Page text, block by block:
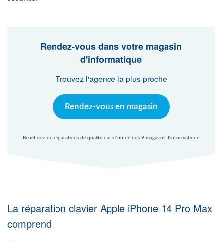
Nl
Rendez-vous dans votre magasin
d'informatique
Trouvez l'agence la plus proche
Rendez-vous en magasin
Bénéficiez de réparations de qualité dans l'un de nos 9 magasins d'informatique
La réparation clavier Apple iPhone 14 Pro Max
comprend